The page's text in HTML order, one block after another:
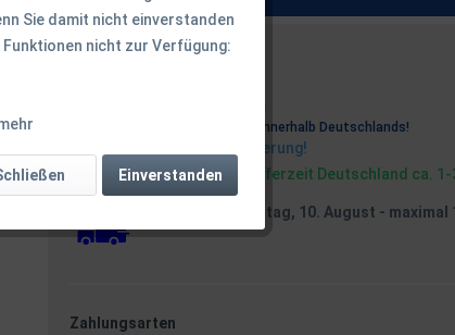
219,50 € *
innerhalb Deutschlands!
Versandkostenfreie Lieferung!
Sofort versandfertig, Lieferzeit Deutschland ca. 1-
Versand am Montag, 10. August - maximal
Zahlungsarten
Sie damit nicht einverstanden
nicht zur Verfügung:
Einverstanden